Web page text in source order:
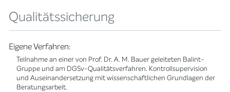
Qualitätssicherung
Eigene Verfahren:
Teilnahme an einer von Prof. Dr. A. M. Bauer geleiteten Balint-
Gruppe und am DGSv-Qualitätsverfahren. Kontrollsupervision
und Auseinandersetzung mit wissenschaftlichen Grundlagen der
Beratungsarbeit.